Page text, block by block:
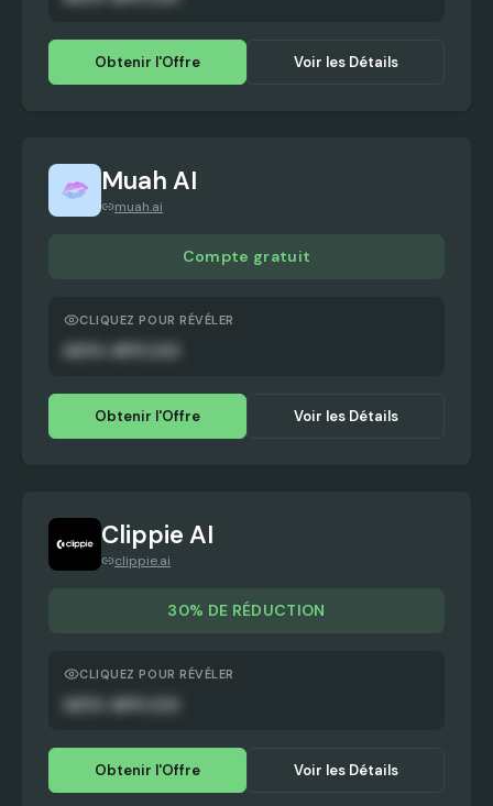
Obtenir l'Offre Voir les Détails
Muah AI
muah.ai
Compte gratuit
CLIQUEZ POUR RÉVÉLER
Obtenir l'Offre Voir les Détails
Clippie AI
clippie.ai
30% DE RÉDUCTION
CLIQUEZ POUR RÉVÉLER
Obtenir l'Offre Voir les Détails